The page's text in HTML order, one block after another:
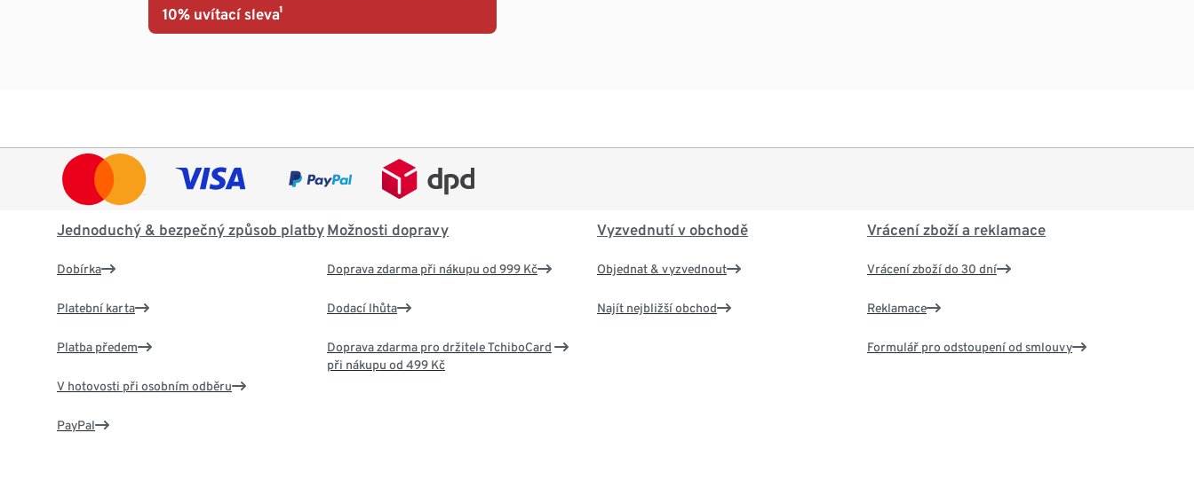
10% uvítací sleva¹
Jednoduchý & bezpečný způsob platby
Dobírka
Platební karta
Platba předem
V hotovosti při osobním odběru
PayPal
Možnosti dopravy
Doprava zdarma při nákupu od 999 Kč
Dodací lhůta
Doprava zdarma pro držitele TchiboCard
při nákupu od 499 Kč
Vyzvednutí v obchodě
Objednat & vyzvednout
Najít nejbližší obchod
Vrácení zboží a reklamace
Vrácení zboží do 30 dní
Reklamace
Formulář pro odstoupení od smlouvy